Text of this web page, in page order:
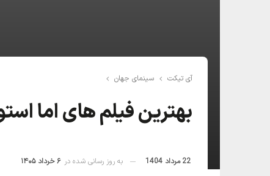
آی تیکت سینمای جهان
بهترین فیلم های اما
22 مرداد 1404 به روز رسانی شده در ۶ خرداد ۱۴۰۵